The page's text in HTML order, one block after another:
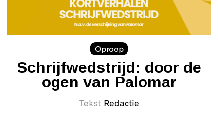
Oproep
Schrijfwedstrijd: door de
ogen van Palomar
Tekst Redactie